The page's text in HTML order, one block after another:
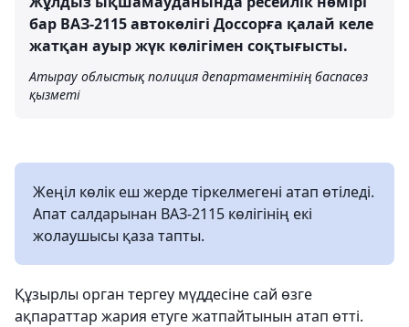
бар ВАЗ-2115 автокөлігі Доссорға қалай келе
жатқан ауыр жүк көлігімен соқтығысты.
Атырау облыстық полиция департаментінің баспасөз
қызметі
Жеңіл көлік еш жерде тіркелмегені атап өтіледі.
Апат салдарынан ВАЗ-2115 көлігінің екі
жолаушысы қаза тапты.
Құзырлы орган тергеу мүддесіне сай өзге
ақпараттар жария етуге жатпайтынын атап өтті.